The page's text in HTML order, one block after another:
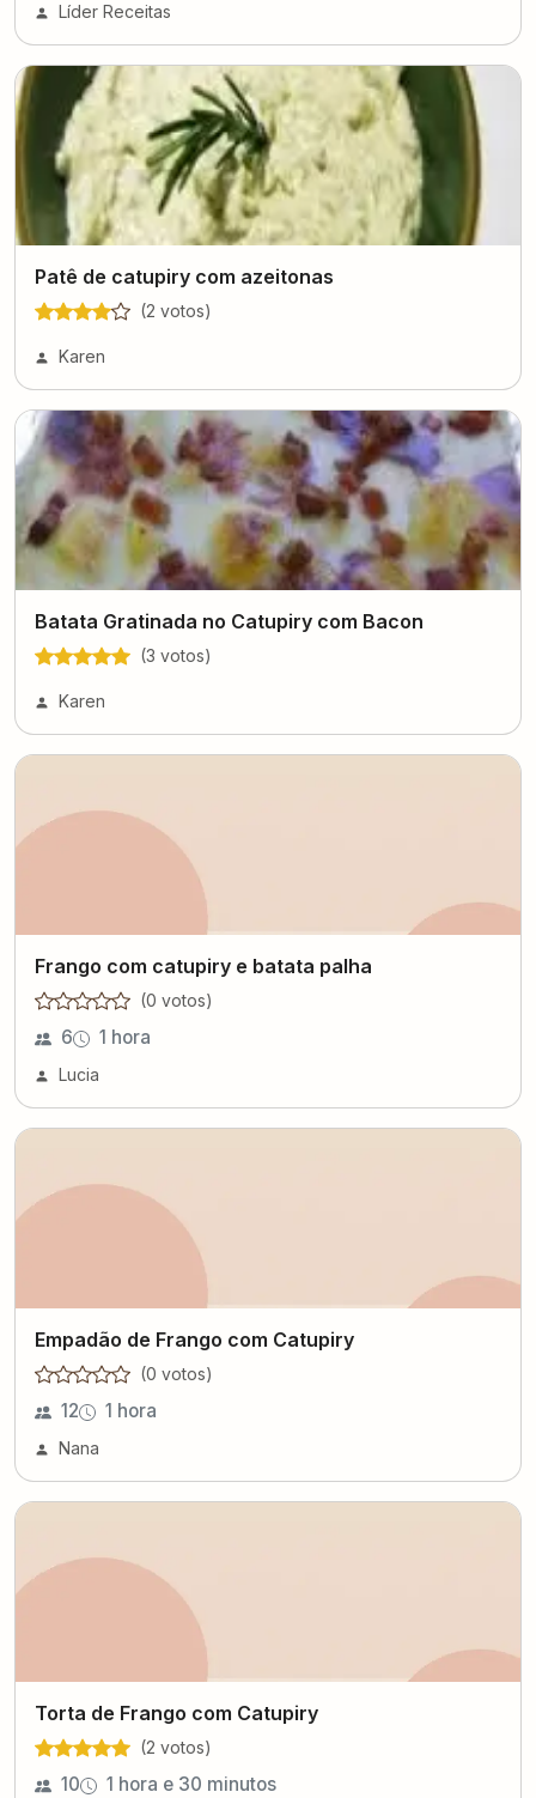
Líder Receitas
Patê de catupiry com azeitonas
(2 votos)
Karen
Batata Gratinada no Catupiry com Bacon
(3 votos)
Karen
Frango com catupiry e batata palha
(0 votos)
6 1 hora
Lucia
Empadão de Frango com Catupiry
(0 votos)
12 1 hora
Nana
Torta de Frango com Catupiry
(2 votos)
10 1 hora e 30 minutos